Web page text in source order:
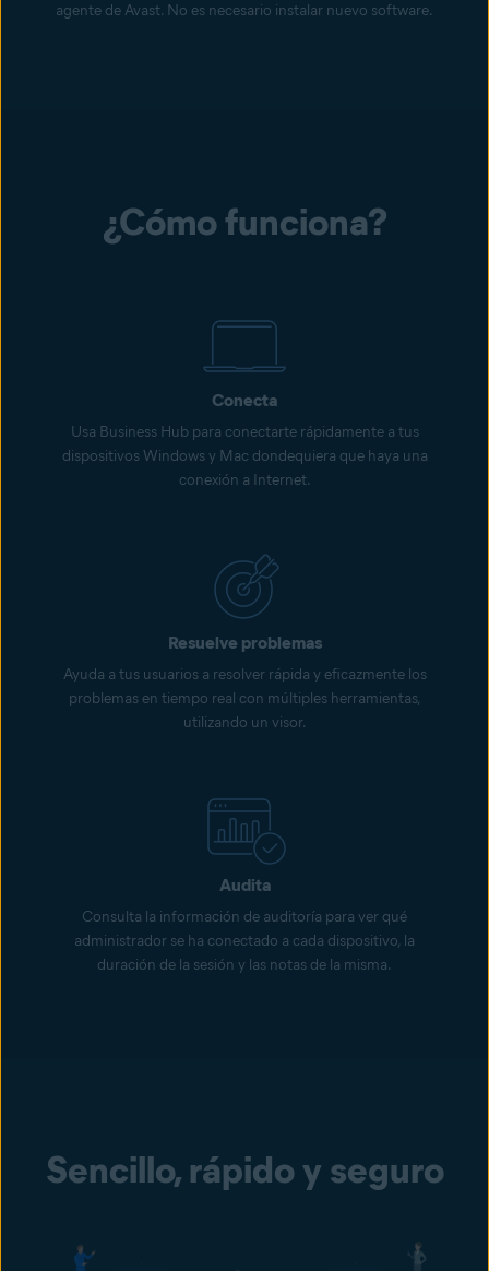
agente de Avast. No es necesario instalar nuevo software.
¿Cómo funciona?
Conecta
Usa Business Hub para conectarte rápidamente a tus
dispositivos Windows y Mac dondequiera que haya una
conexión a Internet.
Resuelve problemas
Ayuda a tus usuarios a resolver rápida y eficazmente los
problemas en tiempo real con múltiples herramientas,
utilizando un visor.
Audita
Consulta la información de auditoría para ver qué
administrador se ha conectado a cada dispositivo, la
duración de la sesión y las notas de la misma.
Sencillo, rápido y seguro